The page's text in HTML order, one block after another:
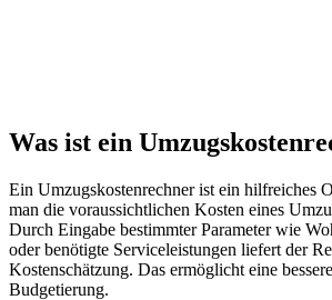
Was ist ein
Ein Umzugskostenrechner ist ein hilfreiches
man die voraussichtlichen Kosten eines
Durch Eingabe bestimmter Parameter wie
oder benötigte Serviceleistungen liefert der
Kostenschätzung. Das ermöglicht eine
Budgetierung.